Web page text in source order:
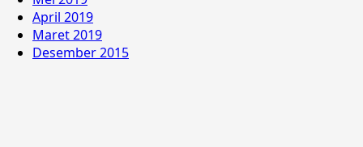
April 2019
Maret 2019
Desember 2015